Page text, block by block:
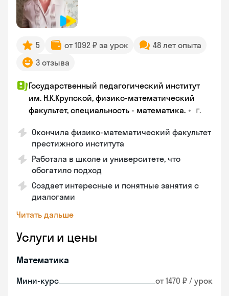
5 от 1092 ₽ за урок
48 лет опыта
3 отзыва
Государственный педагогический институт
им. Н.К.Крупской, физико-математический
факультет, специальность - математика. • г.
Окончила физико-математический факультет
престижного института
Работала в школе и университете, что
обогатило подход
Создает интересные и понятные занятия с
диалогами
Читать дальше
Услуги и цены
Математика
Мини-курс от 1470 ₽ / урок